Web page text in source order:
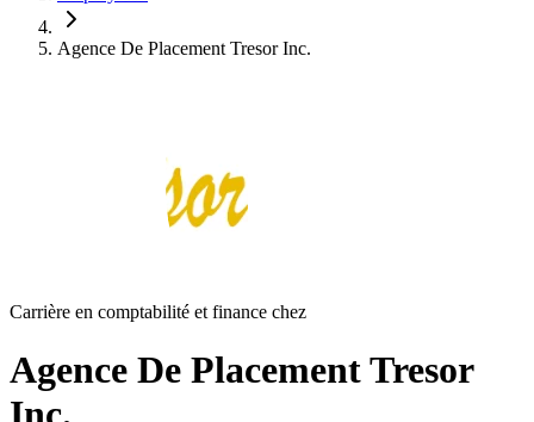
Agence De Placement Tresor Inc.
Carrière en comptabilité et finance chez
Agence De Placement Tresor